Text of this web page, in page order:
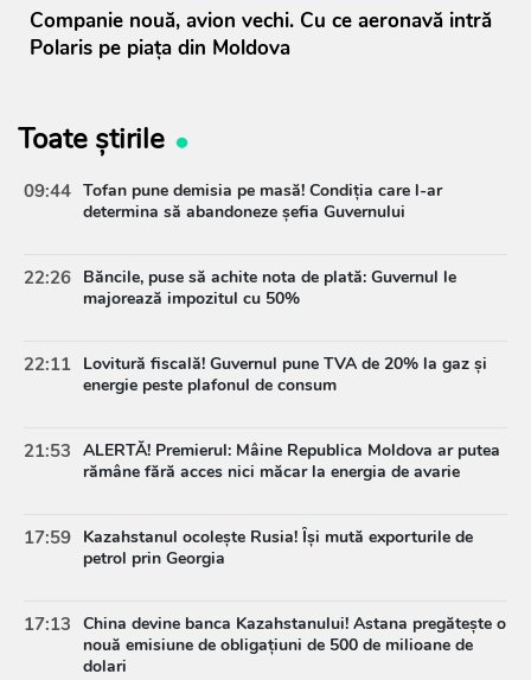
Companie nouă, avion vechi. Cu ce aeronavă intră
Polaris pe piața din Moldova
Toate știrile
09:44 Tofan pune demisia pe masă! Condiția care l-ar
determina să abandoneze șefia Guvernului
22:26 Băncile, puse să achite nota de plată: Guvernul le
majorează impozitul cu 50%
22:11 Lovitură fiscală! Guvernul pune TVA de 20% la gaz și
energie peste plafonul de consum
21:53 ALERTĂ! Premierul: Mâine Republica Moldova ar putea
rămâne fără acces nici măcar la energia de avarie
17:59 Kazahstanul ocolește Rusia! Își mută exporturile de
petrol prin Georgia
17:13 China devine banca Kazahstanului! Astana pregătește o
nouă emisiune de obligațiuni de 500 de milioane de
dolari